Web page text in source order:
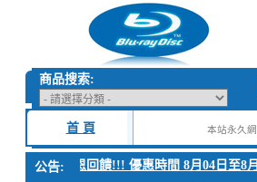
商品搜索:
首 頁 本站永久
公告:
1. 父親節感恩回饋!!! 優惠時間 8月04日至8月
1.【平裝版藍光】[英] 阿凡達：水